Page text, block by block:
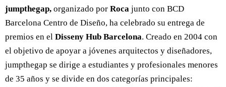
jumpthegap, organizado por Roca junto con BCD
Barcelona Centro de Diseño, ha celebrado su entrega de
premios en el Disseny Hub Barcelona. Creado en 2004 con
el objetivo de apoyar a jóvenes arquitectos y diseñadores,
jumpthegap se dirige a estudiantes y profesionales menores
de 35 años y se divide en dos categorías principales: